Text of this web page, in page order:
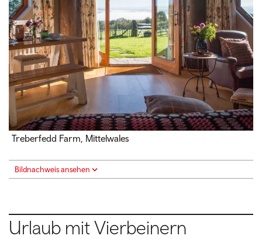
Treberfedd Farm, Mittelwales
Bildnachweis ansehen
Urlaub mit Vierbeinern